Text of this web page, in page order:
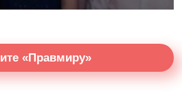
«Правмиру»